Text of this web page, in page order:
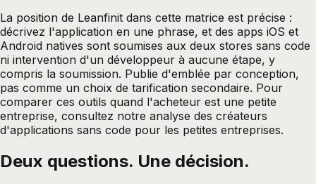
La position de Leanfinit dans cette matrice est précise :
décrivez l'application en une phrase, et des apps iOS et
Android natives sont soumises aux deux stores sans code
ni intervention d'un développeur à aucune étape, y
compris la soumission. Publie d'emblée par conception,
pas comme un choix de tarification secondaire. Pour
comparer ces outils quand l'acheteur est une petite
entreprise, consultez notre analyse des créateurs
d'applications sans code pour les petites entreprises.
Deux questions. Une décision.